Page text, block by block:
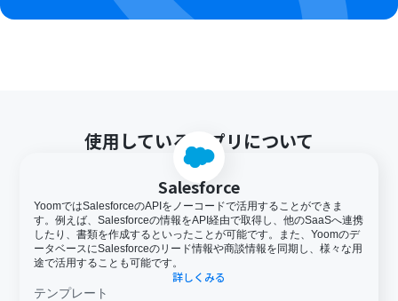
使用しているアプリについて
Salesforce
YoomではSalesforceのAPIをノーコードで活用することができま
す。例えば、Salesforceの情報をAPI経由で取得し、他のSaaSへ連携
したり、書類を作成するといったことが可能です。また、Yoomのデ
ータベースにSalesforceのリード情報や商談情報を同期し、様々な用
途で活用することも可能です。
詳しくみる
テンプレート